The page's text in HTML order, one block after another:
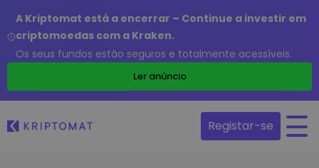
A Kriptomat está a encerrar – Continue a investir em
criptomoedas com a Kraken.
Os seus fundos estão seguros e totalmente acessíveis.
Ler anúncio
Registar-se